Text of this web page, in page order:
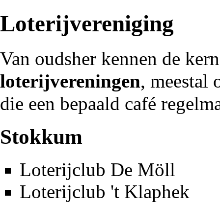
Loterijvereniging
Van oudsher kennen de
loterijvereningen, meestal
die een bepaald café
Stokkum
Loterijclub De Möll
Loterijclub 't Klaphek